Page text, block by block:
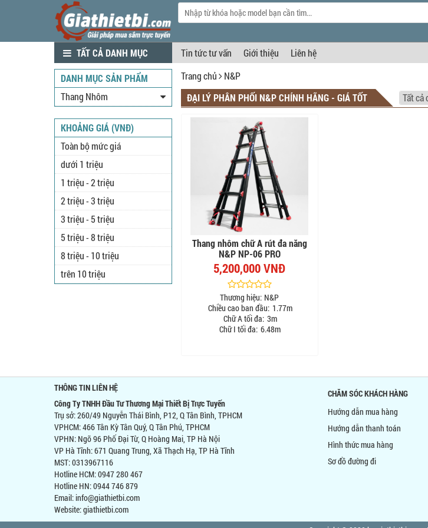
TẤT CẢ DANH MỤC Tin tức tư vấn Giới thiệu
Liên hệ
Trang chủ
N&P
ĐẠI LÝ PHÂN PHỐI N&P CHÍNH HÃNG - GIÁ TỐT
Thang nhôm chữ A rút đa năng
N&P NP-06 PRO
5,200,000 VNĐ
Thương hiệu: N&P
Chiều cao ban đầu: 1.77m
Chữ A tối đa: 3m
Chữ I tối đa: 6.48m
DANH MỤC SẢN PHẨM
Thang Nhôm
KHOẢNG GIÁ (VNĐ)
Toàn bộ mức giá
dưới 1 triệu
1 triệu - 2 triệu
2 triệu - 3 triệu
3 triệu - 5 triệu
5 triệu - 8 triệu
8 triệu - 10 triệu
trên 10 triệu
THÔNG TIN LIÊN HỆ
Công Ty TNHH Đầu Tư Thương Mại Thiết Bị Trực Tuyến
Trụ sở: 260/49 Nguyễn Thái Bình, P12, Q Tân Bình, TPHCM
VPHCM: 466 Tân Kỳ Tân Quý, Q Tân Phú, TPHCM
VPHN: Ngõ 96 Phố Đại Từ, Q Hoàng Mai, TP Hà Nội
VP Hà Tĩnh: 671 Quang Trung, Xã Thạch Hạ, TP Hà Tĩnh
MST: 0313967116
Hotline HCM: 0947 280 467
Hotline HN: 0944 746 879
Email: info@giathietbi.com
Website:giathietbi.com
CHĂM SÓC KHÁCH HÀNG
Hướng dẫn mua hàng
Hướng dẫn thanh toán
Hình thức mua hàng
Sơ đồ đường đi